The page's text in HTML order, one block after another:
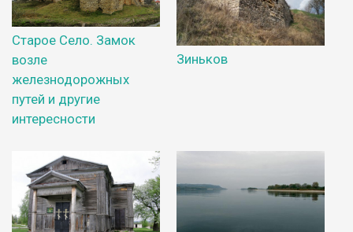
Старое Село. Замок
возле
железнодорожных
путей и другие
интересности
Зиньков